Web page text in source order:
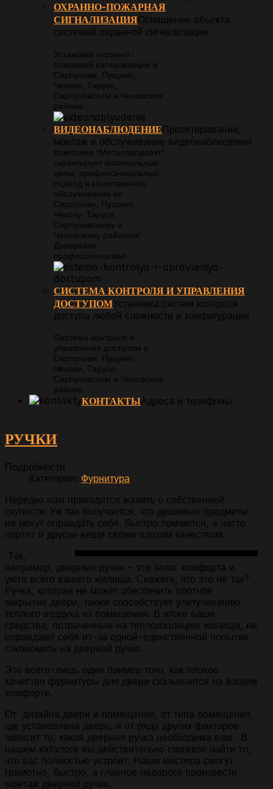
ОХРАННО-ПОЖАРНАЯ
СИГНАЛИЗАЦИЯОснащение объекта
системой охранной сигнализации
Установка охранно-
пожарной сигнализации в
Серпухове, Пущино,
Чехове, Тарусе,
Серпуховском и Чеховском
районе.
ВИДЕОНАБЛЮДЕНИЕПроектирование,
монтаж и обслуживание видеонаблюдения
Компания "Металлопроект"
гарантирует оптимальные
цены, профессиональный
подход и качественное
обслуживание по
Серпухову, Пущино,
Чехову, Тарусе,
Серпуховскому и
Чеховскому районам!
Доверяйте
профессионалам!
СИСТЕМА КОНТРОЛЯ И УПРАВЛЕНИЯ
ДОСТУПОМУстановка систем контроля
доступа любой сложности и конфигурации
Система контроля и
управления доступом в
Серпухове, Пущино,
Чехове, Тарусе,
Серпуховском и Чеховском
районе.
КОНТАКТЫАдреса и телефоны
РУЧКИ
Подробности
Категория: Фурнитура
Нередко нам приходится жалеть о собственной
скупости. Уж так получается, что дешевые предметы
не могут оправдать себя, быстро ломаются, а часто
портят и другие вещи своим плохим качеством.
Так,
например, дверные ручки – это залог комфорта и
уюта всего вашего жилища. Скажете, что это не так?
Ручка, которая не может обеспечить плотное
закрытие двери, также способствует улетучиванию
теплого воздуха из помещения. В итоге ваши
средства, потраченные на теплоизоляцию жилища, не
оправдают себя из-за одной-единственной попытки
сэкономить на дверной ручке.
Это всего-лишь один пример того, как плохое
качество фурнитуры для двери сказывается на вашем
комфорте.
От дизайна двери и помещения, от типа помещения,
где установлена дверь, и от ряда других факторов
зависит то, какая дверная ручка необходима вам. В
нашем каталоге вы действительно сможете найти то,
что вас полностью устроит. Наши мастера смогут
грамотно, быстро, а главное недорого произвести
монтаж дверной ручки.